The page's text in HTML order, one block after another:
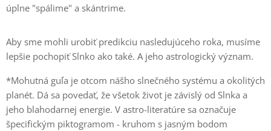
úplne "spálime" a skántrime.
Aby sme mohli urobiť predikciu nasledujúceho roka, musíme
lepšie pochopiť Slnko ako také. A jeho astrologický význam.
*Mohutná guľa je otcom nášho slnečného systému a okolitých
planét. Dá sa povedať, že všetok život je závislý od Slnka a
jeho blahodarnej energie. V astro-literatúre sa označuje
špecifickým piktogramom - kruhom s jasným bodom